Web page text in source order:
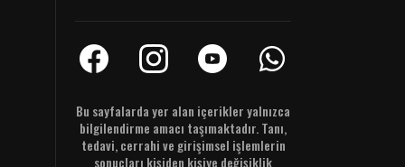
Bu sayfalarda yer alan içerikler yalnızca
bilgilendirme amacı taşımaktadır. Tanı,
tedavi, cerrahi ve girişimsel işlemlerin
sonuçları kişiden kişiye değişiklik